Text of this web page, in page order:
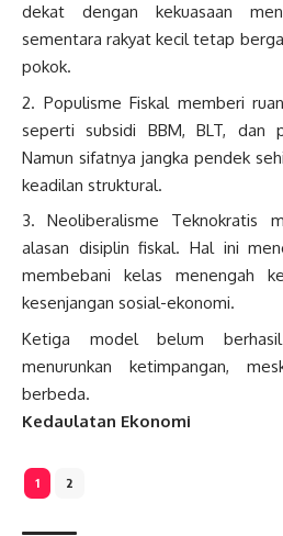
dekat dengan kekuasaan
sementara rakyat kecil tetap
pokok.
Populisme Fiskal memberi
seperti subsidi BBM, BLT, dan
Namun sifatnya jangka pendek
keadilan struktural.
Neoliberalisme Teknokratis
alasan disiplin fiskal. Hal ini
membebani kelas menengah
kesenjangan sosial-ekonomi.
Ketiga model belum
menurunkan ketimpangan,
berbeda.
Kedaulatan Ekonomi
1 2